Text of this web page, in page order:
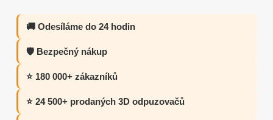
🚚 Odesíláme do 24 hodin
🛡️ Bezpečný nákup
⭐ 180 000+ zákazníků
⭐ 24 500+ prodaných 3D odpuzovačů